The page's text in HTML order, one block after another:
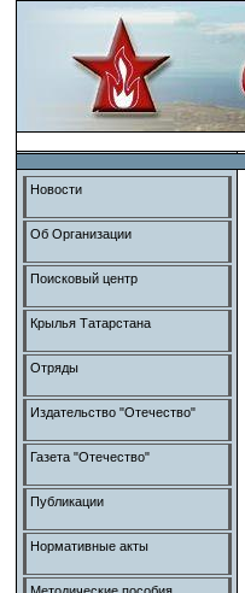
Новости
Об Организации
Поисковый центр
Крылья Татарстана
Отряды
Издательство "Отечество"
Газета "Отечество"
Публикации
Нормативные акты